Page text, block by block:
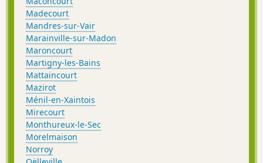
Madecourt
Mandres-sur-Vair
Marainville-sur-Madon
Maroncourt
Martigny-les-Bains
Mattaincourt
Mazirot
Ménil-en-Xaintois
Mirecourt
Monthureux-le-Sec
Morelmaison
Norroy